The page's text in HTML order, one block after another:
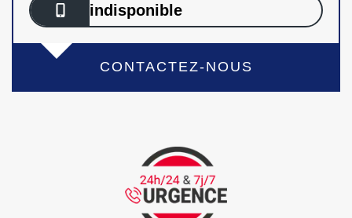
indisponible
CONTACTEZ-NOUS